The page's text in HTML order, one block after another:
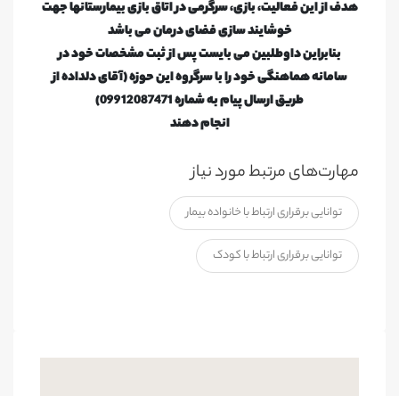
هدف از این فعالیت، بازی، سرگرمی در اتاق بازی بیمارستانها جهت
خوشایند سازی فضای درمان می باشد
بنابراین داوطلبین می بایست پس از ثبت مشخصات خود در
سامانه هماهنگی خود را با سرگروه این حوزه (آقای دلداده از
طریق ارسال پیام به شماره 09912087471)
انجام دهند
مهارت‌های مرتبط مورد نیاز
توانایی برقراری ارتباط با خانواده بیمار
توانایی برقراری ارتباط با کودک